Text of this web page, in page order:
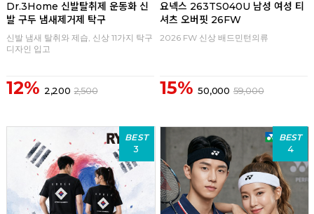
Dr.3Home 신발탈취제 운동화 신
발 구두 냄새제거제 탁구
신발 냄새 탈취와 제습, 신상 11가지 탁구
디자인 입고
12% 2,200 2,500
요넥스 263TS040U 남성 여성 티
셔츠 오버핏 26FW
2026 FW 신상 배드민턴의류
15% 50,000 59,000
BEST
3
BEST
4